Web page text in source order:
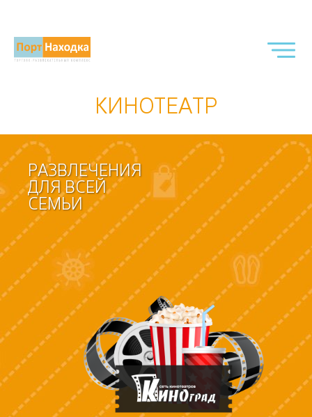
КИНОТЕАТР
РАЗВЛЕЧЕНИЯ
ДЛЯ ВСЕЙ
СЕМЬИ